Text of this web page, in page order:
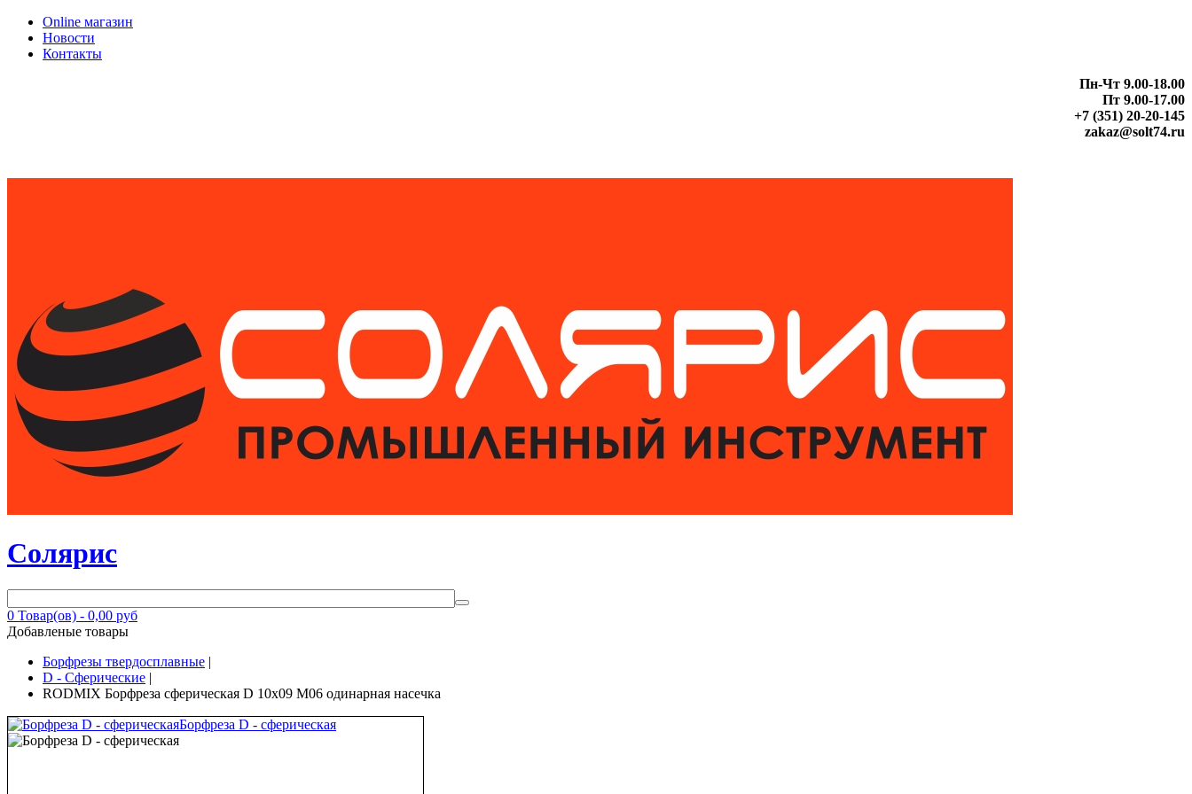
Online магазин
Новости
Контакты
Пн-Чт 9.00-18.00
Пт 9.00-17.00
+7 (351) 20-20-145
zakaz@solt74.ru
Солярис
0 Товар(ов) - 0,00 руб
Добавленые товары
Борфрезы твердосплавные |
D - Сферические |
RODMIX Борфреза сферическая D 10х09 M06 одинарная насечка
Борфреза D - сферическая